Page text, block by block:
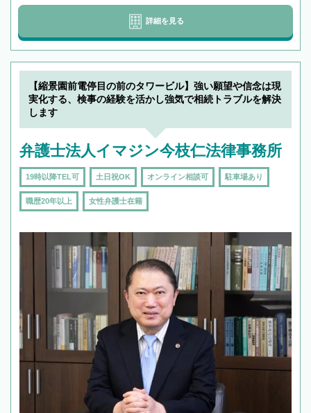
詳細を見る
【縮景園前電停目の前のタワービル】強い願望や信念は現
実化する、検事の経験を活かし強気で相続トラブルを解決
します
弁護士法人イマジン今枝仁法律事務所
19時以降TEL可 土日祝OK オンライン相談可 駐車場あり
職歴20年以上 女性弁護士在籍